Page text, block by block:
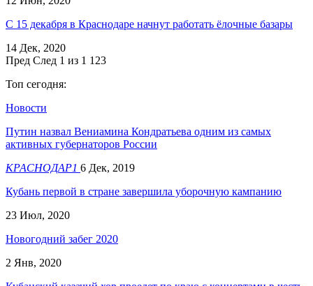
С 15 декабря в Краснодаре начнут работать ёлочные базары
14 Дек, 2020
Пред След 1 из 1 123
Топ сегодня:
Новости
Путин назвал Вениамина Кондратьева одним из самых
активных губернаторов России
КРАСНОДАР1 6 Дек, 2019
Кубань первой в стране завершила уборочную кампанию
23 Июл, 2020
Новогодний забег 2020
2 Янв, 2020